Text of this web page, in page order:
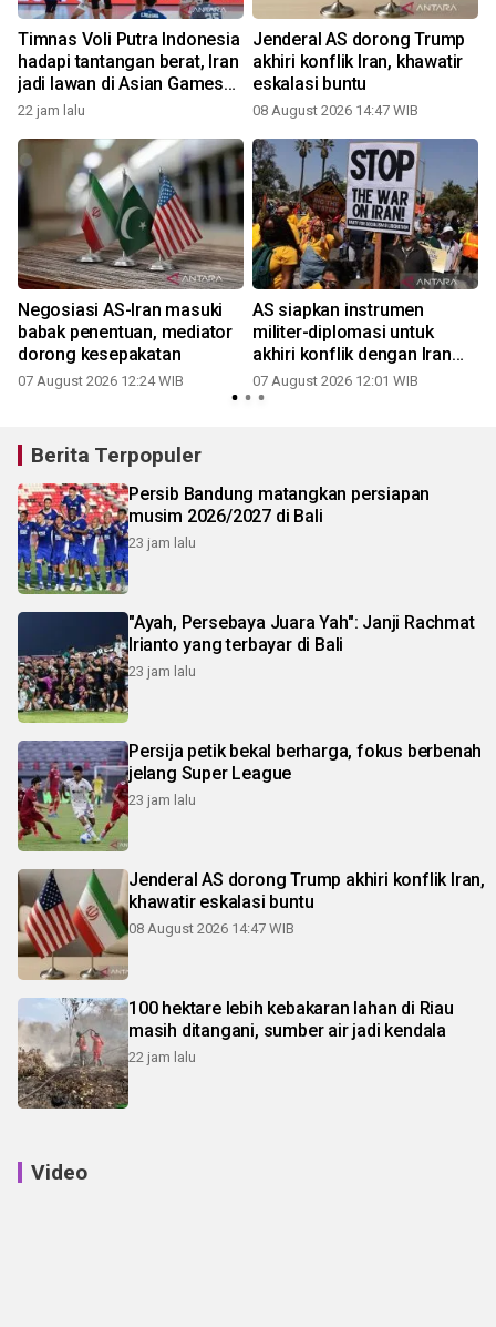
Timnas Voli Putra Indonesia
hadapi tantangan berat, Iran
jadi lawan di Asian Games
2026
22 jam lalu
Jenderal AS dorong Trump
akhiri konflik Iran, khawatir
eskalasi buntu
08 August 2026 14:47 WIB
Negosiasi AS-Iran masuki
babak penentuan, mediator
dorong kesepakatan
07 August 2026 12:24 WIB
AS siapkan instrumen
militer-diplomasi untuk
akhiri konflik dengan Iran
segera
07 August 2026 12:01 WIB
Berita Terpopuler
Persib Bandung matangkan persiapan
musim 2026/2027 di Bali
23 jam lalu
"Ayah, Persebaya Juara Yah": Janji Rachmat
Irianto yang terbayar di Bali
23 jam lalu
Persija petik bekal berharga, fokus berbenah
jelang Super League
23 jam lalu
Jenderal AS dorong Trump akhiri konflik Iran,
khawatir eskalasi buntu
08 August 2026 14:47 WIB
100 hektare lebih kebakaran lahan di Riau
masih ditangani, sumber air jadi kendala
22 jam lalu
Video